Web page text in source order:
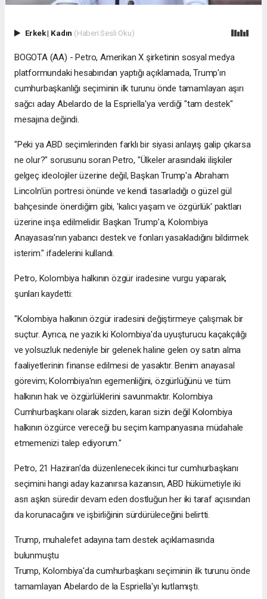
Erkek| Kadın (Haberi Sesli Oku)
BOGOTA (AA) - Petro, Amerikan X şirketinin sosyal medya
platformundaki hesabından yaptığı açıklamada, Trump'ın
cumhurbaşkanlığı seçiminin ilk turunu önde tamamlayan aşırı
sağcı aday Abelardo de la Espriella'ya verdiği "tam destek"
mesajına değindi.
"Peki ya ABD seçimlerinden farklı bir siyasi anlayış galip çıkarsa
ne olur?" sorusunu soran Petro, "Ülkeler arasındaki ilişkiler
gelgeç ideolojiler üzerine değil, Başkan Trump'a Abraham
Lincoln'ün portresi önünde ve kendi tasarladığı o güzel gül
bahçesinde önerdiğim gibi, 'kalıcı yaşam ve özgürlük' paktları
üzerine inşa edilmelidir. Başkan Trump’a, Kolombiya
Anayasası'nın yabancı destek ve fonları yasakladığını bildirmek
isterim." ifadelerini kullandı.
Petro, Kolombiya halkının özgür iradesine vurgu yaparak,
şunları kaydetti:
"Kolombiya halkının özgür iradesini değiştirmeye çalışmak bir
suçtur. Ayrıca, ne yazık ki Kolombiya'da uyuşturucu kaçakçılığı
ve yolsuzluk nedeniyle bir gelenek haline gelen oy satın alma
faaliyetlerinin finanse edilmesi de yasaktır. Benim anayasal
görevim; Kolombiya'nın egemenliğini, özgürlüğünü ve tüm
halkının hak ve özgürlüklerini savunmaktır. Kolombiya
Cumhurbaşkanı olarak sizden, kararı sizin değil Kolombiya
halkının özgürce vereceği bu seçim kampanyasına müdahale
etmemenizi talep ediyorum."
Petro, 21 Haziran'da düzenlenecek ikinci tur cumhurbaşkanı
seçimini hangi aday kazanırsa kazansın, ABD hükümetiyle iki
asrı aşkın süredir devam eden dostluğun her iki taraf açısından
da korunacağını ve işbirliğinin sürdürüleceğini belirtti.
Trump, muhalefet adayına tam destek açıklamasında
bulunmuştu
Trump, Kolombiya'da cumhurbaşkanı seçiminin ilk turunu önde
tamamlayan Abelardo de la Espriella'yı kutlamıştı.